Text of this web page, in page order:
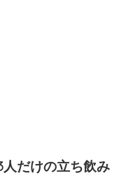
人だけの立ち飲み